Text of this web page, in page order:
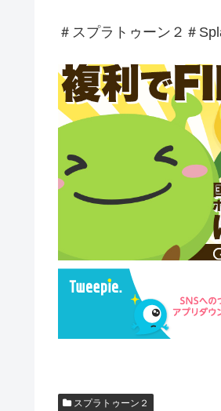
＃スプラトゥーン２＃
スプラトゥーン２